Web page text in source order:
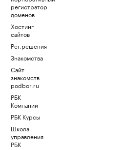
регистратор
доменов
Хостинг
сайтов
Рег.решения
Знакомства
Сайт
знакомств
podbor.ru
РБК
Компании
РБК Курсы
Школа
управления
РБК